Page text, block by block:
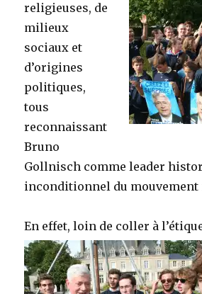
religieuses, de
milieux
sociaux et
d’origines
politiques,
tous
reconnaissant
Bruno
Gollnisch comme leader
inconditionnel du mouvement
En effet, loin de coller à